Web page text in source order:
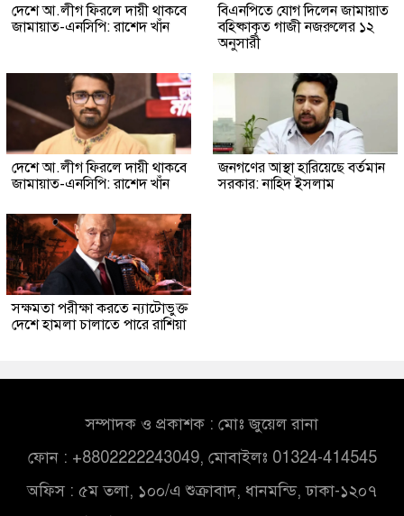
দেশে আ.লীগ ফিরলে দায়ী থাকবে
জামায়াত-এনসিপি: রাশেদ খাঁন
বিএনপিতে যোগ দিলেন জামায়াত
বহিষ্কাকৃত গাজী নজরুলের ১২
অনুসারী
দেশে আ.লীগ ফিরলে দায়ী থাকবে
জামায়াত-এনসিপি: রাশেদ খাঁন
জনগণের আস্থা হারিয়েছে বর্তমান
সরকার: নাহিদ ইসলাম
সক্ষমতা পরীক্ষা করতে ন্যাটোভুক্ত
দেশে হামলা চালাতে পারে রাশিয়া
সম্পাদক ও প্রকাশক : মোঃ জুয়েল রানা
ফোন : +8802222243049, মোবাইলঃ 01324-414545
অফিস : ৫ম তলা, ১০০/এ শুক্রাবাদ, ধানমন্ডি, ঢাকা-১২০৭